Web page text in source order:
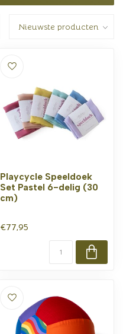
Playcycle Speeldoek
Set Pastel 6-delig (30
cm)
€77,95